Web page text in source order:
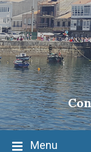
Skip
to
content
Skip
to
main
navigation
Skip
to
footer
Menu